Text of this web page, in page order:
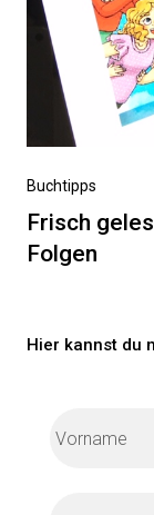
Nächster
Beitrag
Buchtipps
Frisch
Folgen
Hier kannst du